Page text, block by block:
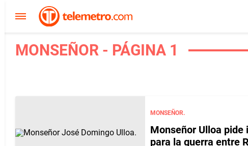
MONSEÑOR - PÁGINA 1
MONSEÑOR.
Monseñor Ulloa
para la guerra entre